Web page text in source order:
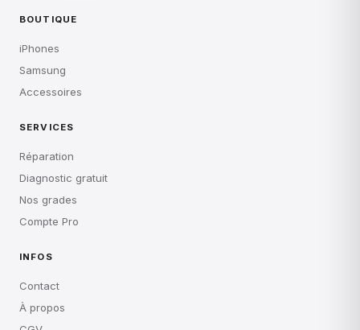
BOUTIQUE
iPhones
Samsung
Accessoires
SERVICES
Réparation
Diagnostic gratuit
Nos grades
Compte Pro
INFOS
Contact
À propos